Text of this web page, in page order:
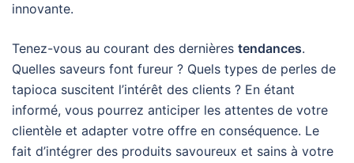
innovante.
Tenez-vous au courant des dernières tendances.
Quelles saveurs font fureur ? Quels types de perles de
tapioca suscitent l’intérêt des clients ? En étant
informé, vous pourrez anticiper les attentes de votre
clientèle et adapter votre offre en conséquence. Le
fait d’intégrer des produits savoureux et sains à votre